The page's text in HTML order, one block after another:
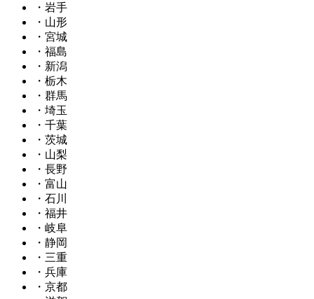
・岩手
・山形
・宮城
・福島
・新潟
・栃木
・群馬
・埼玉
・千葉
・茨城
・山梨
・長野
・富山
・石川
・福井
・岐阜
・静岡
・三重
・兵庫
・京都